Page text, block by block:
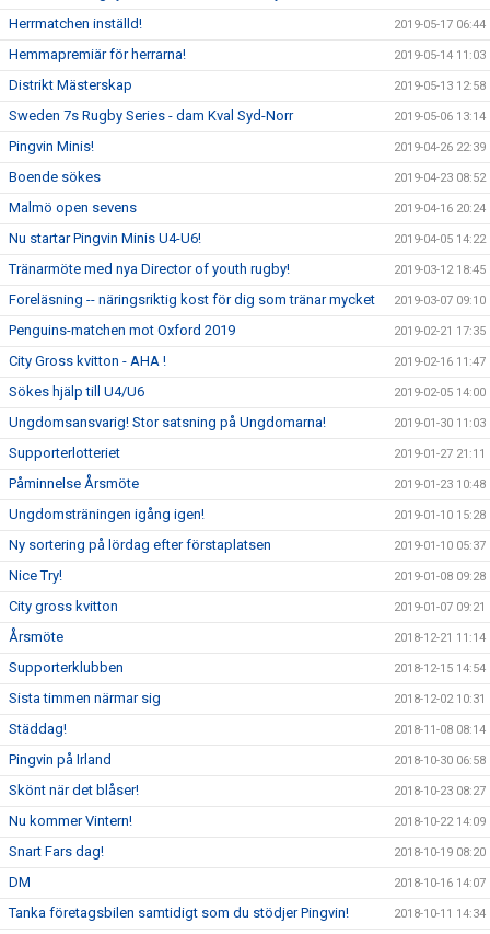
Herrmatchen inställd! 2019-05-17 06:44
Hemmapremiär för herrarna! 2019-05-14 11:03
Distrikt Mästerskap 2019-05-13 12:58
Sweden 7s Rugby Series - dam Kval Syd-Norr 2019-05-06 13:14
Pingvin Minis! 2019-04-26 22:39
Boende sökes 2019-04-23 08:52
Malmö open sevens 2019-04-16 20:24
Nu startar Pingvin Minis U4-U6! 2019-04-05 14:22
Tränarmöte med nya Director of youth rugby! 2019-03-12 18:45
Foreläsning -- näringsriktig kost för dig som tränar mycket 2019-03-07 09:10
Penguins-matchen mot Oxford 2019 2019-02-21 17:35
City Gross kvitton - AHA ! 2019-02-16 11:47
Sökes hjälp till U4/U6 2019-02-05 14:00
Ungdomsansvarig! Stor satsning på Ungdomarna! 2019-01-30 11:03
Supporterlotteriet 2019-01-27 21:11
Påminnelse Årsmöte 2019-01-23 10:48
Ungdomsträningen igång igen! 2019-01-10 15:28
Ny sortering på lördag efter förstaplatsen 2019-01-10 05:37
Nice Try! 2019-01-08 09:28
City gross kvitton 2019-01-07 09:21
Årsmöte 2018-12-21 11:14
Supporterklubben 2018-12-15 14:54
Sista timmen närmar sig 2018-12-02 10:31
Städdag! 2018-11-08 08:14
Pingvin på Irland 2018-10-30 06:58
Skönt när det blåser! 2018-10-23 08:27
Nu kommer Vintern! 2018-10-22 14:09
Snart Fars dag! 2018-10-19 08:20
DM 2018-10-16 14:07
Tanka företagsbilen samtidigt som du stödjer Pingvin! 2018-10-11 14:34